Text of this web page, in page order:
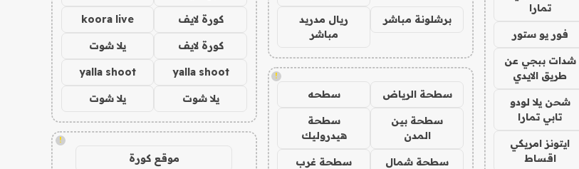
تمارا
فور يو ستور
شدات ببجي عن
طريق الايدي
شحن يلا لودو
تابي تمارا
ايتونز امريكي
اقساط
برشلونة مباشر
ريال مدريد
مباشر
!
سطحة الرياض سطحه
سطحة بين
المدن
سطحة
هيدروليك
سطحة شمال
سطحة غرب
كورة لايف koora live
كورة لايف يلا شوت
yalla shoot
yalla shoot
يلا شوت يلا شوت
!
موقع كورة